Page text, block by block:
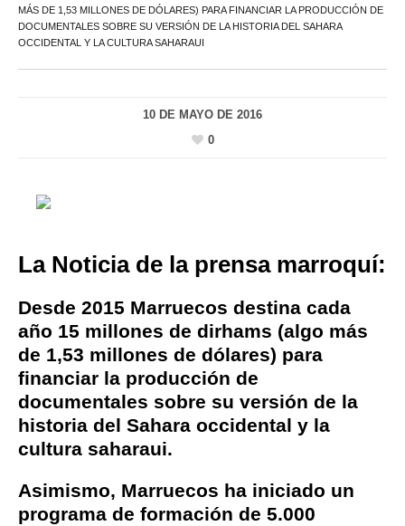
MÁS DE 1,53 MILLONES DE DÓLARES) PARA FINANCIAR LA PRODUCCIÓN DE
DOCUMENTALES SOBRE SU VERSIÓN DE LA HISTORIA DEL SAHARA
OCCIDENTAL Y LA CULTURA SAHARAUI
10 DE MAYO DE 2016
0
La Noticia de la prensa marroquí:
Desde 2015 Marruecos destina cada
año 15 millones de dirhams (algo más
de 1,53 millones de dólares) para
financiar la producción de
documentales sobre su versión de la
historia del Sahara occidental y la
cultura saharaui.
Asimismo, Marruecos ha iniciado un
programa de formación de 5.000